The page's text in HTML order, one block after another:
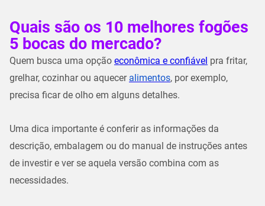
Quais são os 10 melhores fogões
5 bocas do mercado?
Quem busca uma opção econômica e confiável pra fritar,
grelhar, cozinhar ou aquecer alimentos, por exemplo,
precisa ficar de olho em alguns detalhes.
Uma dica importante é conferir as informações da
descrição, embalagem ou do manual de instruções antes
de investir e ver se aquela versão combina com as
necessidades.